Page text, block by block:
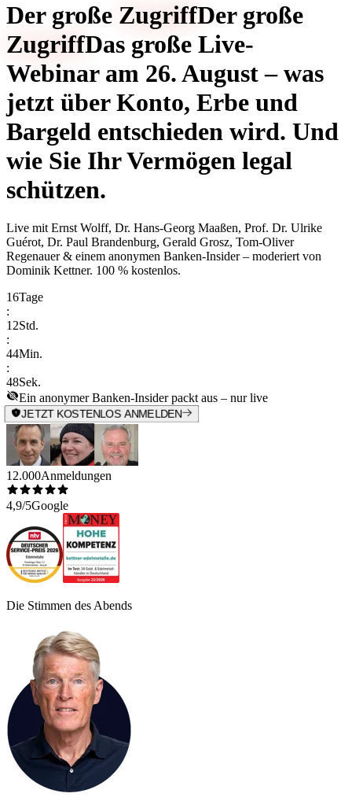
Der große ZugriffDer große
ZugriffDas große Live-
Webinar am 26. August – was
jetzt über Konto, Erbe und
Bargeld entschieden wird. Und
wie Sie Ihr Vermögen legal
schützen.
Live mitErnst Wolff, Dr. Hans-Georg Maaßen, Prof. Dr. Ulrike
Guérot, Dr. Paul Brandenburg, Gerald Grosz, Tom-Oliver
Regenauer & einem anonymen Banken-Insider– moderiert von
Dominik Kettner. 100 % kostenlos.
16Tage
:
12Std.
:
44Min.
:
48Sek.
Ein anonymer Banken-Insider packt aus – nur live
JETZT KOSTENLOS ANMELDEN
12.000Anmeldungen
4,9/5Google
Die Stimmen des Abends